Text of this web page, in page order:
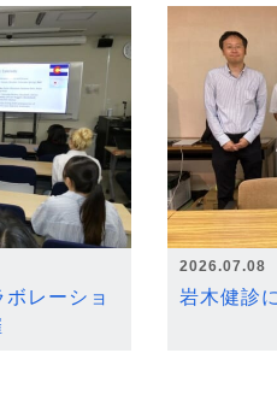
ボレーショ
2026.07.08
岩木健診